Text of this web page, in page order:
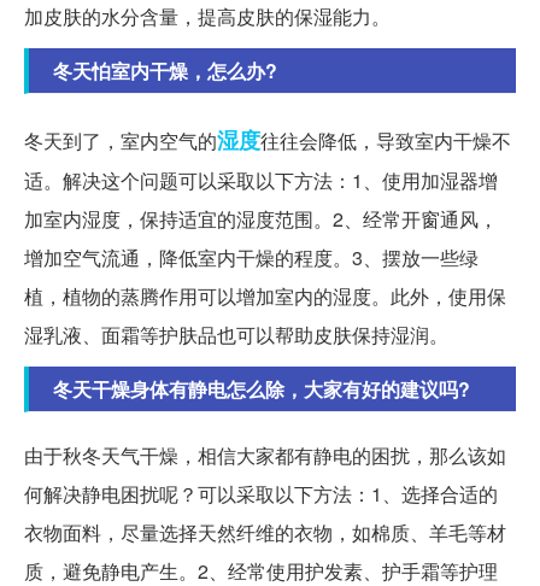
加皮肤的水分含量，提高皮肤的保湿能力。
冬天怕室内干燥，怎么办?
冬天到了，室内空气的湿度往往会降低，导致室内干燥不
适。解决这个问题可以采取以下方法：1、使用加湿器增
加室内湿度，保持适宜的湿度范围。2、经常开窗通风，
增加空气流通，降低室内干燥的程度。3、摆放一些绿
植，植物的蒸腾作用可以增加室内的湿度。此外，使用保
湿乳液、面霜等护肤品也可以帮助皮肤保持湿润。
冬天干燥身体有静电怎么除，大家有好的建议吗?
由于秋冬天气干燥，相信大家都有静电的困扰，那么该如
何解决静电困扰呢？可以采取以下方法：1、选择合适的
衣物面料，尽量选择天然纤维的衣物，如棉质、羊毛等材
质，避免静电产生。2、经常使用护发素、护手霜等护理